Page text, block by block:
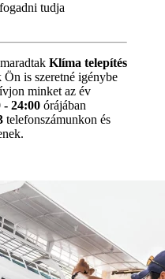
tudja
Klíma telepítés
Ön is szeretné igénybe
minket az év
- 24:00 órájában
telefonszámunkon és